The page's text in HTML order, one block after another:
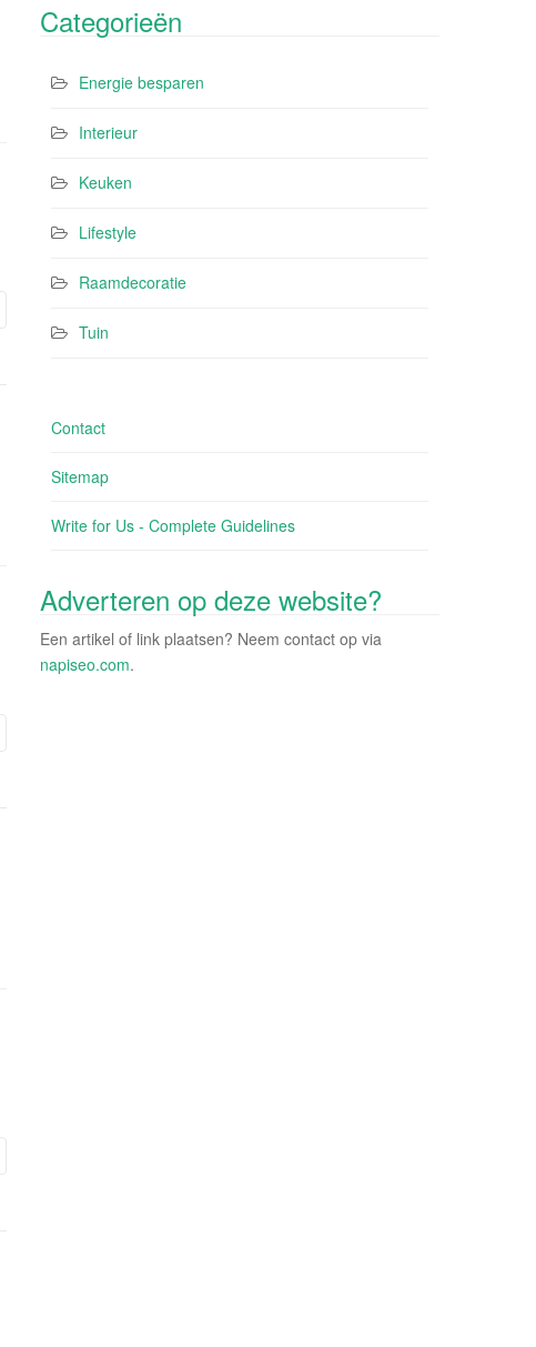
Categorieën
Energie besparen
Interieur
Keuken
Lifestyle
Raamdecoratie
Tuin
Contact
Sitemap
Write for Us - Complete Guidelines
Adverteren op deze website?
Een artikel of link plaatsen? Neem contact op via
napiseo.com.